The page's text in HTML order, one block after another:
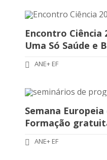
Encontro Ciência
Uma Só Saúde e
ANE+ EF
Semana
Formação
ANE+ EF